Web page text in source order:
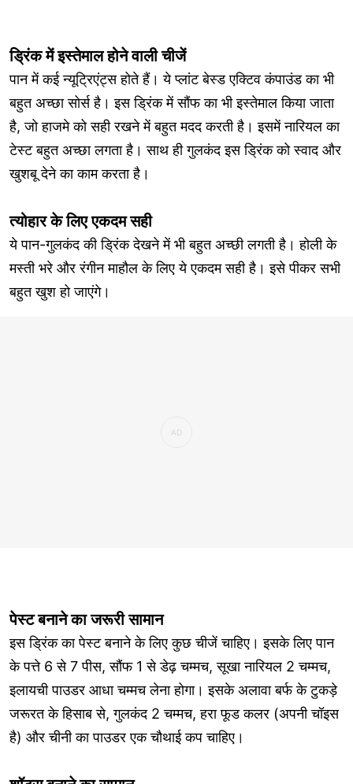
ड्रिंक में इस्तेमाल होने वाली चीजें
पान में कई न्यूट्रिएंट्स होते हैं। ये प्लांट बेस्ड एक्टिव कंपाउंड का भी
बहुत अच्छा सोर्स है। इस ड्रिंक में सौंफ का भी इस्तेमाल किया जाता
है, जो हाजमे को सही रखने में बहुत मदद करती है। इसमें नारियल का
टेस्ट बहुत अच्छा लगता है। साथ ही गुलकंद इस ड्रिंक को स्वाद और
खुशबू देने का काम करता है।
त्योहार के लिए एकदम सही
ये पान-गुलकंद की ड्रिंक देखने में भी बहुत अच्छी लगती है। होली के
मस्ती भरे और रंगीन माहौल के लिए ये एकदम सही है। इसे पीकर सभी
बहुत खुश हो जाएंगे।
पेस्ट बनाने का जरूरी सामान
इस ड्रिंक का पेस्ट बनाने के लिए कुछ चीजें चाहिए। इसके लिए पान
के पत्ते 6 से 7 पीस, सौंफ 1 से डेढ़ चम्मच, सूखा नारियल 2 चम्मच,
इलायची पाउडर आधा चम्मच लेना होगा। इसके अलावा बर्फ के टुकड़े
जरूरत के हिसाब से, गुलकंद 2 चम्मच, हरा फूड कलर (अपनी चॉइस
है) और चीनी का पाउडर एक चौथाई कप चाहिए।